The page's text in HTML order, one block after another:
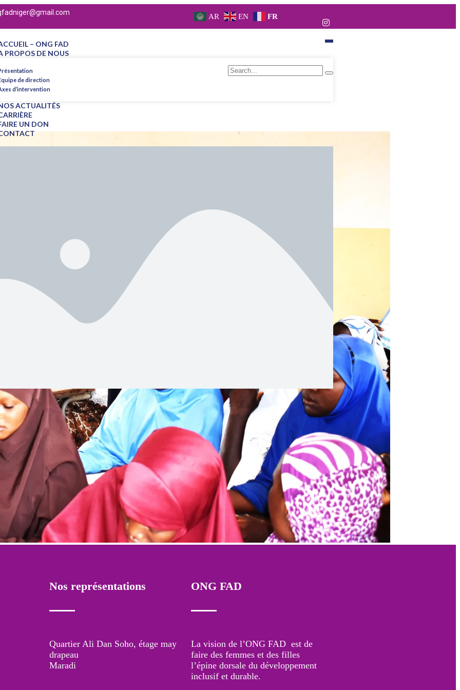
AR EN FR
– ONG FAD
PROPOS DE NOUS
de direction
d’intervention
ACTUALITÉS
UN DON
Nos représentations
Quartier Ali Dan Soho, étage may
drapeau
Maradi
ONG FAD
La vision de l’ONG FAD est de
faire des femmes et des filles
l’épine dorsale du développement
inclusif et durable.